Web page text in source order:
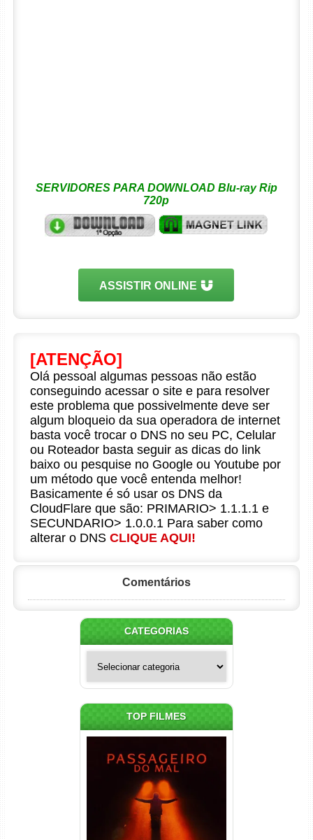
SERVIDORES PARA DOWNLOAD Blu-ray Rip
720p
ASSISTIR ONLINE
[ATENÇÃO]
Olá pessoal algumas pessoas não estão
conseguindo acessar o site e para resolver
este problema que possivelmente deve ser
algum bloqueio da sua operadora de internet
basta você trocar o DNS no seu PC, Celular
ou Roteador basta seguir as dicas do link
baixo ou pesquise no Google ou Youtube por
um método que você entenda melhor!
Basicamente é só usar os DNS da
CloudFlare que são: PRIMARIO> 1.1.1.1 e
SECUNDARIO> 1.0.0.1 Para saber como
alterar o DNS CLIQUE AQUI!
Comentários
CATEGORIAS
TOP FILMES
Passageiro do Mal Torrent